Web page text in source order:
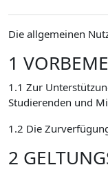
Die allgemeinen
1
1.1 Zur
Studierenden und
1.2 Die
2